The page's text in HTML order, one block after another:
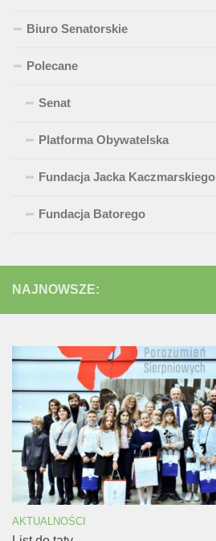
Biuro Senatorskie
Polecane
Senat
Platforma Obywatelska
Fundacja Jacka Kaczmarskiego
Fundacja Batorego
NAJNOWSZE:
AKTUALNOŚCI